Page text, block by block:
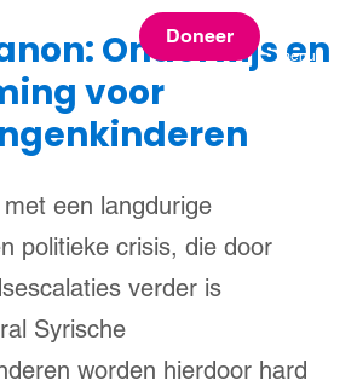
Doneer
menu
Onderwijs en
voor
een langdurige
politieke crisis, die door
verder is
Syrische
worden hierdoor hard